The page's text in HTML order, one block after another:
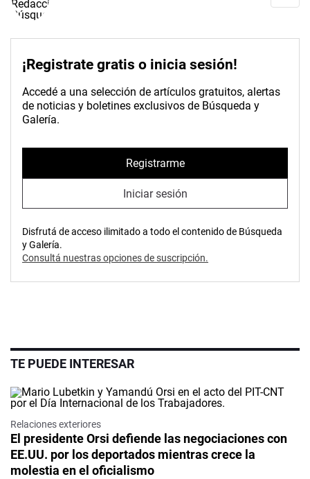
¡Registrate gratis o inicia sesión!
Accedé a una selección de artículos gratuitos, alertas
de noticias y boletines exclusivos de Búsqueda y
Galería.
Registrarme
Iniciar sesión
Disfrutá de acceso ilimitado a todo el contenido de Búsqueda
y Galería.
Consultá nuestras opciones de suscripción.
TE PUEDE INTERESAR
Relaciones exteriores
El presidente Orsi defiende las negociaciones con
EE.UU. por los deportados mientras crece la
molestia en el oficialismo